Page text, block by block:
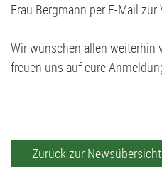
Frau Bergmann per E-Mail zur
Wir wünschen allen weiterhin
freuen uns auf eure
Zurück zur Newsübersicht